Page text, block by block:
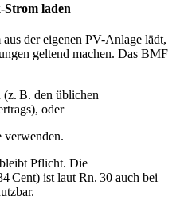
laden
der eigenen PV-Anlage lädt,
geltend machen. Das BMF
(z. B. den üblichen
oder
verwenden.
Pflicht. Die
Cent) ist laut Rn. 30 auch bei